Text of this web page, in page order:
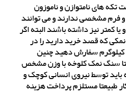
های نامتوازن و ناموزون
مشخصی ندارند و می توانند
کیلوگرم و یا کمتر نیز داشته باشند البته اگر
که قصد خرید دارید را در
وزن خاصی مثلا بین 20 تا 50 کیلوگرم سفارش دهید چنین
سنگ نمک کلوخه با وزن مشخص
توسط نیروی انسانی کوچک و
طبیعتا مستلزم پرداخت هزینه